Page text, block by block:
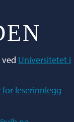
Universitetet i
leserinnlegg